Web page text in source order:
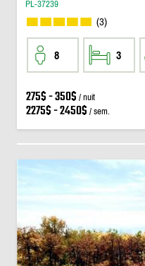
PL-37239
(3)
8 3
275$ - 350$ / nuit
2275$ - 2450$ / sem.